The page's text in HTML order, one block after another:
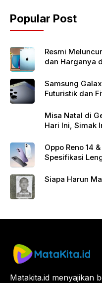
o
o
k
p
p
Popular Post
Resmi
dan Harganya
Samsung
Futuristik dan
Misa Natal di
Hari Ini, Simak
Oppo Reno 14
Spesifikasi
Siapa Harun
Matakita.id menyajikan